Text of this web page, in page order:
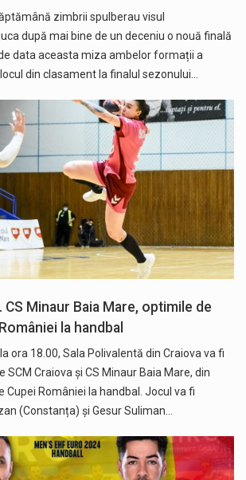
zimbrii spulberau visul
după mai bine de un deceniu o nouă finală
data aceasta miza ambelor formații a
din clasament la finalul sezonului…
CS Minaur Baia Mare, optimile de
la handbal
ora 18.00, Sala Polivalentă din Craiova va fi
Craiova și CS Minaur Baia Mare, din
Cupei României la handbal. Jocul va fi
(Constanța) și Gesur Suliman…